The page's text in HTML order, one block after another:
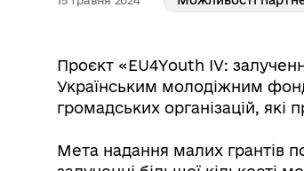
Проєкт «EU4Youth IV:
Українським молодіжним
громадських організацій,
Мета надання малих грантів